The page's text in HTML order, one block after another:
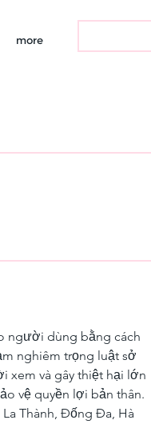
more
người dùng bằng cách
nghiêm trọng luật sở
xem và gây thiệt hại lớn
vệ quyền lợi bản thân.
La Thành, Đống Đa, Hà